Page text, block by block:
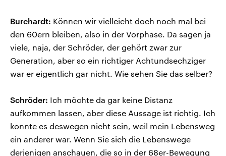
Burchardt: Können wir vielleicht doch noch mal bei
den 60ern bleiben, also in der Vorphase. Da sagen ja
viele, naja, der Schröder, der gehört zwar zur
Generation, aber so ein richtiger Achtundsechziger
war er eigentlich gar nicht. Wie sehen Sie das selber?
Schröder: Ich möchte da gar keine Distanz
aufkommen lassen, aber diese Aussage ist richtig. Ich
konnte es deswegen nicht sein, weil mein Lebensweg
ein anderer war. Wenn Sie sich die Lebenswege
derjenigen anschauen, die so in der 68er-Bewegung